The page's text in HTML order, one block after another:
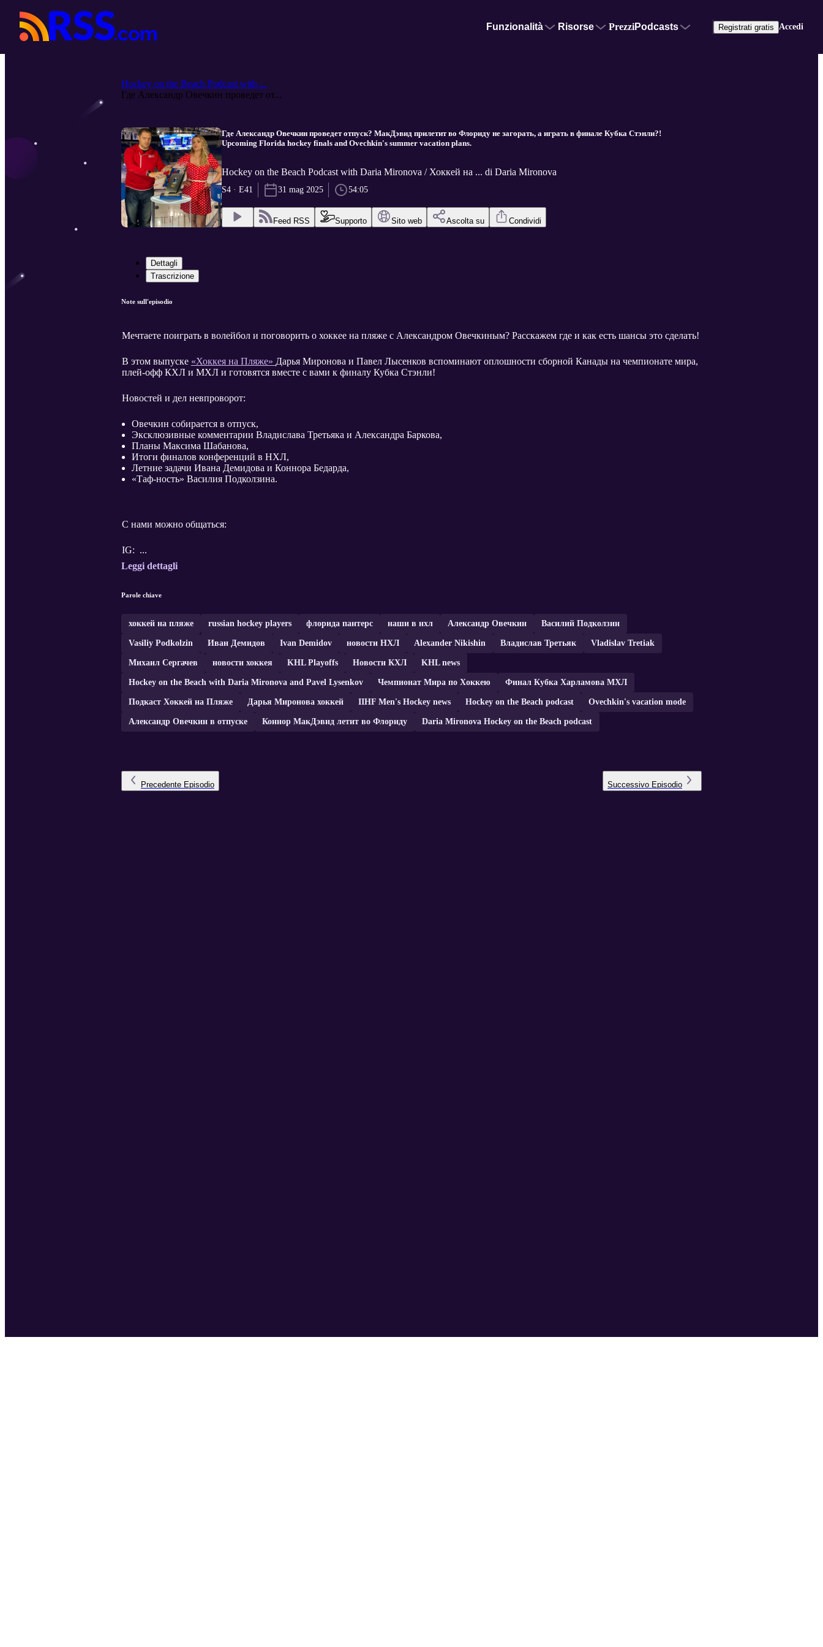
Funzionalità Risorse PrezziPodcasts Registrati gratis Accedi
Hockey on the Beach Podcast with ...
Где Александр Овечкин проведет от...
Где Александр Овечкин проведет отпуск? МакДэвид прилетит во Флориду не загорать, а играть в финале Кубка Стэнли?!
Upcoming Florida hockey finals and Ovechkin's summer vacation plans.
Hockey on the Beach Podcast with Daria Mironova / Хоккей на ... di Daria Mironova
S4 · E41 31 mag 2025 54:05
Feed RSS Supporto Sito web Ascolta su Condividi
Dettagli
Trascrizione
Note sull'episodio
Мечтаете поиграть в волейбол и поговорить о хоккее на пляже с Александром Овечкиным? Расскажем где и как есть шансы это сделать!
В этом выпуске «Хоккея на Пляже» Дарья Миронова и Павел Лысенков вспоминают оплошности сборной Канады на чемпионате мира,
плей-офф КХЛ и МХЛ и готовятся вместе с вами к финалу Кубка Стэнли!
Новостей и дел невпроворот:
Овечкин собирается в отпуск,
Эксклюзивные комментарии Владислава Третьяка и Александра Баркова,
Планы Максима Шабанова,
Итоги финалов конференций в НХЛ,
Летние задачи Ивана Демидова и Коннора Бедарда,
«Таф-ность» Василия Подколзина.
С нами можно общаться:
IG: ...
Leggi dettagli
Parole chiave
хоккей на пляже russian hockey players флорида пантерс наши в нхл Александр Овечкин Василий Подколзин
Vasiliy Podkolzin Иван Демидов Ivan Demidov новости НХЛ Alexander Nikishin Владислав Третьяк Vladislav Tretiak
Михаил Сергачев новости хоккея KHL Playoffs Новости КХЛ KHL news
Hockey on the Beach with Daria Mironova and Pavel Lysenkov Чемпионат Мира по Хоккею Финал Кубка Харламова МХЛ
Подкаст Хоккей на Пляже Дарья Миронова хоккей IIHF Men's Hockey news Hockey on the Beach podcast Ovechkin's vacation mode
Александр Овечкин в отпуске Коннор МакДэвид летит во Флориду Daria Mironova Hockey on the Beach podcast
Precedente Episodio Successivo Episodio